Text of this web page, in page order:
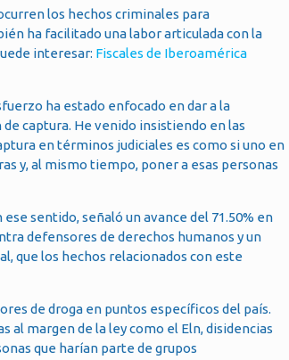
los hechos criminales para
ha facilitado una labor articulada con la
interesar: Fiscales de Iberoamérica
ha estado enfocado en dar a la
captura. He venido insistiendo en las
en términos judiciales es como si uno en
y, al mismo tiempo, poner a esas personas
sentido, señaló un avance del 71.50% en
defensores de derechos humanos y un
que los hechos relacionados con este
de droga en puntos específicos del país.
al margen de la ley como el Eln, disidencias
que harían parte de grupos